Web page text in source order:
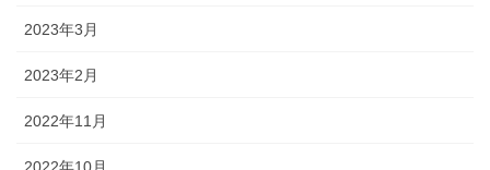
2023年3月
2023年2月
2022年11月